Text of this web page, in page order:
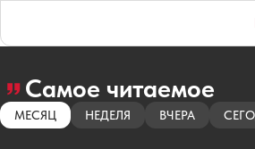
Самое читаемое
МЕСЯЦ НЕДЕЛЯ ВЧЕРА